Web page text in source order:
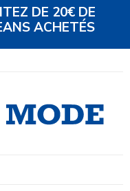
DE 20€ DE
ACHETÉS